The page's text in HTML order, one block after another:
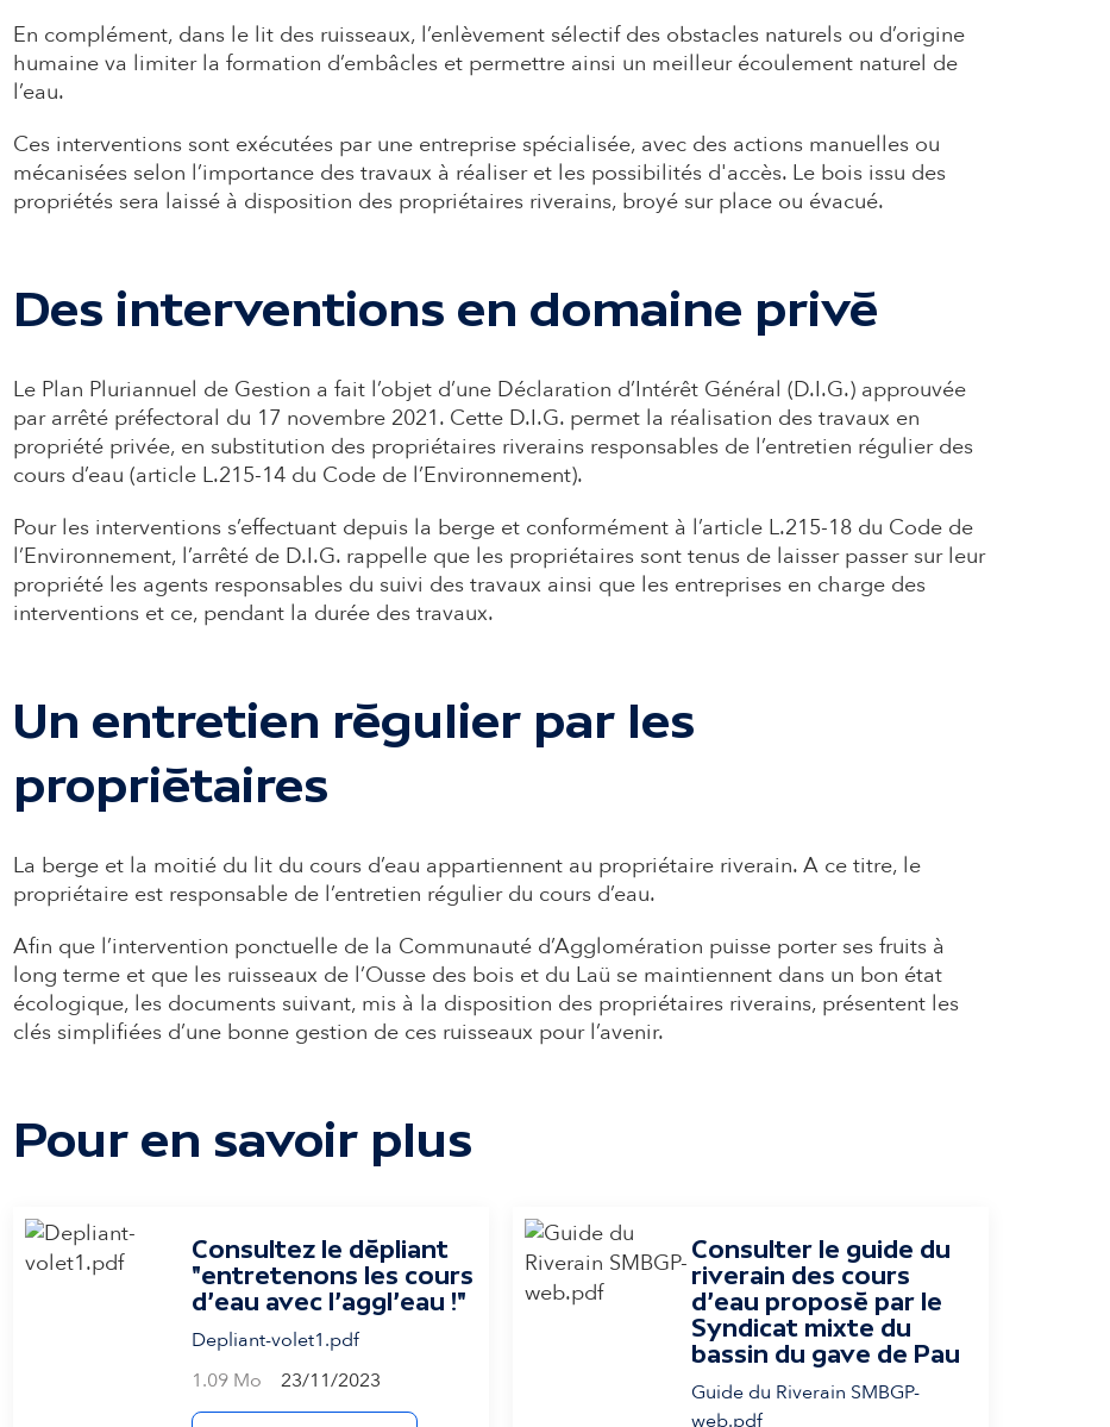
En complément, dans le lit des ruisseaux, l’enlèvement sélectif des obstacles naturels ou d’origine
humaine va limiter la formation d’embâcles et permettre ainsi un meilleur écoulement naturel de
l’eau.
Ces interventions sont exécutées par une entreprise spécialisée, avec des actions manuelles ou
mécanisées selon l’importance des travaux à réaliser et les possibilités d'accès. Le bois issu des
propriétés sera laissé à disposition des propriétaires riverains, broyé sur place ou évacué.
Des interventions en domaine privé
Le Plan Pluriannuel de Gestion a fait l’objet d’une Déclaration d’Intérêt Général (D.I.G.) approuvée
par arrêté préfectoral du 17 novembre 2021. Cette D.I.G. permet la réalisation des travaux en
propriété privée, en substitution des propriétaires riverains responsables de l’entretien régulier des
cours d’eau (article L.215-14 du Code de l’Environnement).
Pour les interventions s’effectuant depuis la berge et conformément à l’article L.215-18 du Code de
l’Environnement, l’arrêté de D.I.G. rappelle que les propriétaires sont tenus de laisser passer sur leur
propriété les agents responsables du suivi des travaux ainsi que les entreprises en charge des
interventions et ce, pendant la durée des travaux.
Un entretien régulier par les
propriétaires
La berge et la moitié du lit du cours d’eau appartiennent au propriétaire riverain. A ce titre, le
propriétaire est responsable de l’entretien régulier du cours d’eau.
Afin que l’intervention ponctuelle de la Communauté d’Agglomération puisse porter ses fruits à
long terme et que les ruisseaux de l’Ousse des bois et du Laü se maintiennent dans un bon état
écologique, les documents suivant, mis à la disposition des propriétaires riverains, présentent les
clés simplifiées d’une bonne gestion de ces ruisseaux pour l’avenir.
Pour en savoir plus
Consultez le dépliant
"entretenons les cours
d'eau avec l'aggl'eau !"
Depliant-volet1.pdf
1.09 Mo
23/11/2023
Consulter le guide du
riverain des cours
d'eau proposé par le
Syndicat mixte du
bassin du gave de Pau
Guide du Riverain SMBGP-
web.pdf